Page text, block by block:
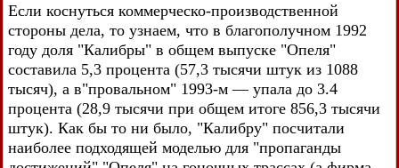
Если коснуться коммерческо-производственной
стороны дела, то узнаем, что в благополучном 1992
году доля "Калибры" в общем выпуске "Опеля"
составила 5,3 процента (57,3 тысячи штук из 1088
тысяч), а в"провальном" 1993-м — упала до 3.4
процента (28,9 тысячи при общем итоге 856,3 тысячи
штук). Как бы то ни было, "Калибру" посчитали
наиболее подходящей моделью для "пропаганды